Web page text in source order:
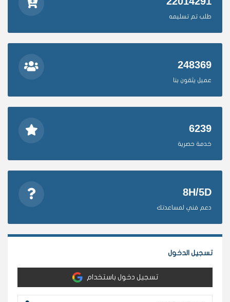
طلب تم تسليمه
248369
عميل يثقون بنا
6239
خدمة حصرية
8H/5D
دعم فني لمساعدتك
تسجيل الدخول
تسجيل دخول باستخدام